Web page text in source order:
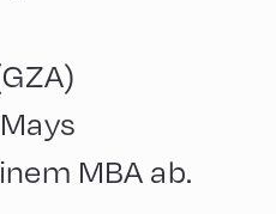
MBA ab.